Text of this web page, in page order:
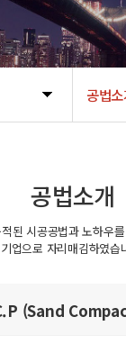
공법
공법소개
된 시공공법과 노하우
기업으로 자리매김하였습
(Sand